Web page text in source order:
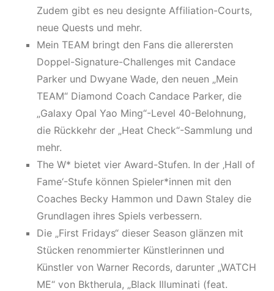
Zudem gibt es neu designte Affiliation-Courts,
neue Quests und mehr.
Mein TEAM bringt den Fans die allerersten
Doppel-Signature-Challenges mit Candace
Parker und Dwyane Wade, den neuen „Mein
TEAM“ Diamond Coach Candace Parker, die
„Galaxy Opal Yao Ming“-Level 40-Belohnung,
die Rückkehr der „Heat Check“-Sammlung und
mehr.
The W* bietet vier Award-Stufen. In der ‚Hall of
Fame‘-Stufe können Spieler*innen mit den
Coaches Becky Hammon und Dawn Staley die
Grundlagen ihres Spiels verbessern.
Die „First Fridays“ dieser Season glänzen mit
Stücken renommierter Künstlerinnen und
Künstler von Warner Records, darunter „WATCH
ME“ von Bktherula, „Black Illuminati (feat.